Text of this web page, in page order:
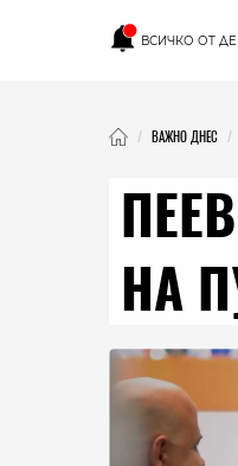
ВСИЧКО ОТ
ВАЖНО ДНЕС
НА